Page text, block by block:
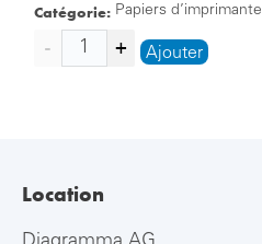
Catégorie: Papiers d’imprimante
Ajouter
Location